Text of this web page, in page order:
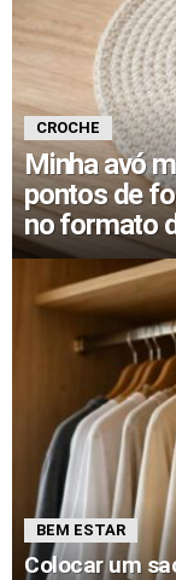
CROCHE
Minha avó
pontos de
no formato
BEM ESTAR
Colocar um